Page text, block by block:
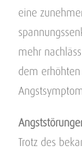
eine
mehr
dem
Trotz des